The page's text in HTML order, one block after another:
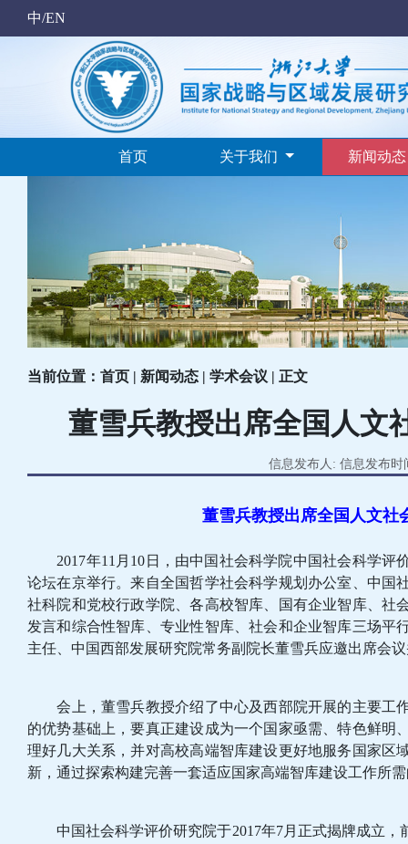
中/EN
首页 关于我们 新闻动
当前位置：首页 | 新闻动态 | 学术会议 | 正文
董雪兵教授出席全国人文
信息发布人: 信息发布时
董雪兵教授出席全国人文社
2017年11月10日，由中国社会科学院中国社会科学评
论坛在京举行。来自全国哲学社会科学规划办公室、中国
社科院和党校行政学院、各高校智库、国有企业智库、社
发言和综合性智库、专业性智库、社会和企业智库三场平
主任、中国西部发展研究院常务副院长董雪兵应邀出席会
会上，董雪兵教授介绍了中心及西部院开展的主要工
的优势基础上，要真正建设成为一个国家亟需、特色鲜明
理好几大关系，并对高校高端智库建设更好地服务国家区
新，通过探索构建完善一套适应国家高端智库建设工作所
中国社会科学评价研究院于2017年7月正式揭牌成立，